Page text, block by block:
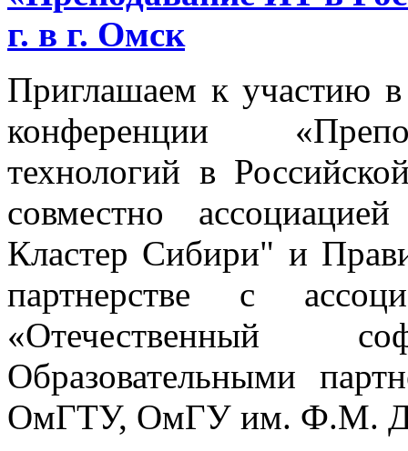
г. в г. Омск
Приглашаем к участию
конференции
технологий в
совместно
Кластер Сибири" и
партнерстве с
«Отечественный
Образовательными
ОмГТУ, ОмГУ им. Ф.М.